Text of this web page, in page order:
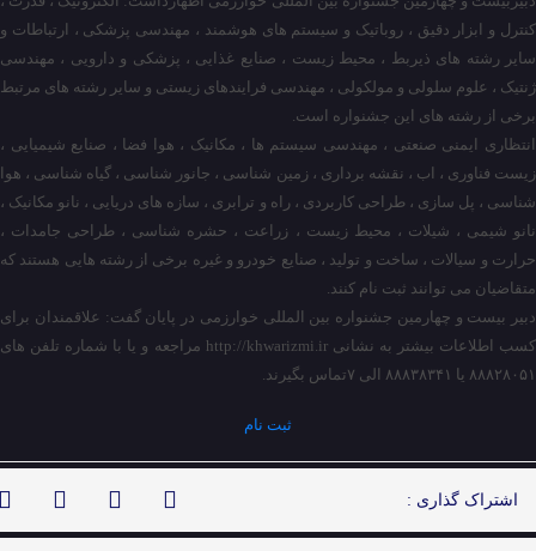
کنترل و ابزار دقیق ، روباتیک و سیستم های هوشمند ، مهندسی پزشکی ، ارتباطات و
سایر رشته های ذیربط ، محیط زیست ، صنایع غذایی ، پزشکی و دارویی ، مهندسی
ژنتیک ، علوم سلولی و مولکولی ، مهندسی فرایندهای زیستی و سایر رشته های مرتبط
برخی از رشته های این جشنواره است.
انتظاری ایمنی صنعتی ، مهندسی سیستم ها ، مکانیک ، هوا فضا ، صنایع شیمیایی ،
زیست فناوری ، اب ، نقشه برداری ، زمین شناسی ، جانور شناسی ، گیاه شناسی ، هوا
شناسی ، پل سازی ، طراحی کاربردی ، راه و ترابری ، سازه های دریایی ، نانو مکانیک ،
نانو شیمی ، شیلات ، محیط زیست ، زراعت ، حشره شناسی ، طراحی جامدات ،
حرارت و سیالات ، ساخت و تولید ، صنایع خودرو و غیره برخی از رشته هایی هستند که
متقاضیان می توانند ثبت نام کنند.
دبیر بیست و چهارمین جشنواره بین المللی خوارزمی در پایان گفت: علاقمندان برای
کسب اطلاعات بیشتر به نشانی http://khwarizmi.ir مراجعه و یا با شماره تلفن های
۸۸۸۲۸۰۵۱ یا ۸۸۸۳۸۳۴۱ الی ۷تماس بگیرند.
ثبت نام
اشتراک گذاری :